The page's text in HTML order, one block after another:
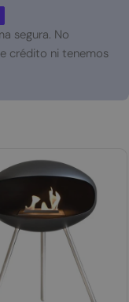
segura. No
crédito ni tenemos